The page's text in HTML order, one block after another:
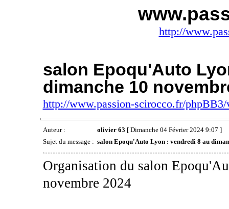
http://
salon Epoqu'Auto
dimanche 10
http://www.passion-scirocco.fr/
Auteur : olivier 63 [ Dimanche 04 Février 2024 9:07 ]
Sujet du message : salon Epoqu'Auto Lyon : vendredi 8 au
Organisation du salon
novembre 2024